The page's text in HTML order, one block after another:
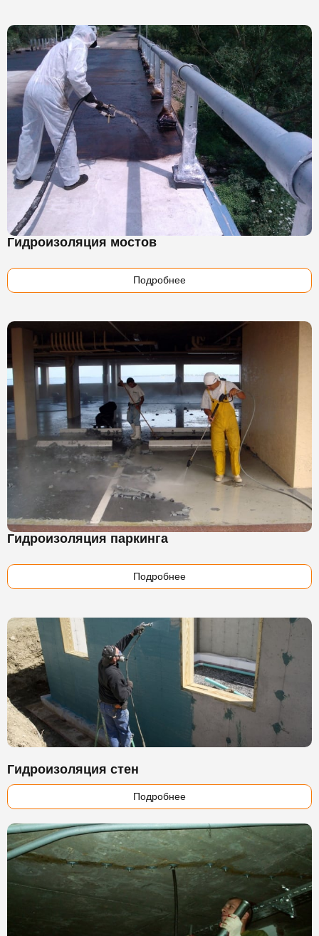
Гидроизоляция мостов
Подробнее
Гидроизоляция паркинга
Подробнее
Гидроизоляция стен
Подробнее